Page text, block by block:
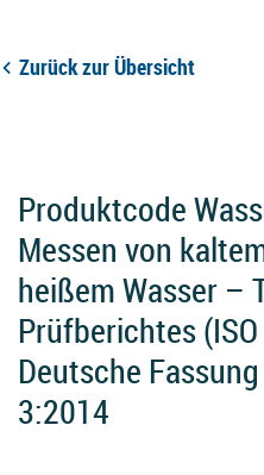
Zurück zur Übersicht
Produktcode
Messen von
heißem Wasser –
Prüfberichtes
Deutsche
3:2014